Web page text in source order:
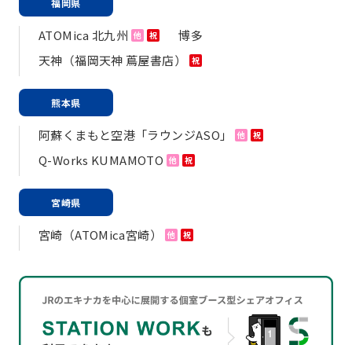
福岡県
ATOMica 北九州 他 祝
博多
天神（福岡天神 蔦屋書店）
祝
熊本県
阿蘇くまもと空港「ラウンジASO」 他 祝
Q-Works KUMAMOTO 他 祝
宮崎県
宮崎（ATOMica宮崎） 他 祝